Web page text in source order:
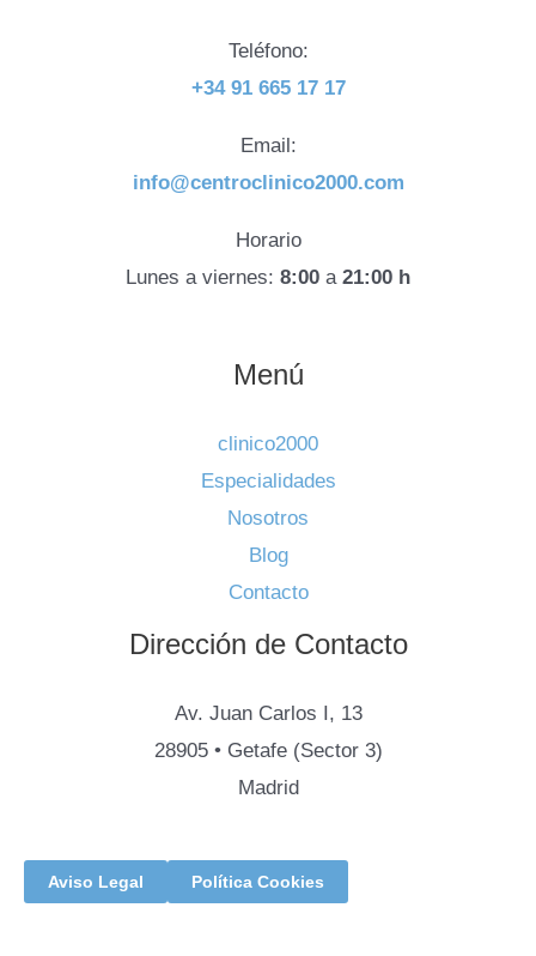
Teléfono:
+34 91 665 17 17
Email:
info@centroclinico2000.com
Horario
Lunes a viernes: 8:00 a 21:00 h
Menú
clinico2000
Especialidades
Nosotros
Blog
Contacto
Dirección de Contacto
Av. Juan Carlos I, 13
28905 • Getafe (Sector 3)
Madrid
Aviso Legal Política Cookies